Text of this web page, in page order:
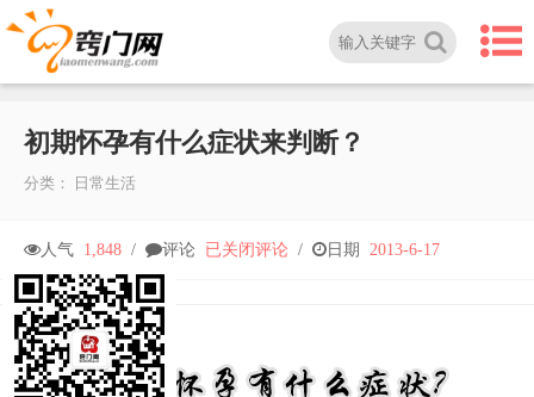
初期怀孕有什么症状来判断？
分类： 日常生活
人气 1,848 / 评论 初
怀
已关闭评论 / 日期 2013-6-17